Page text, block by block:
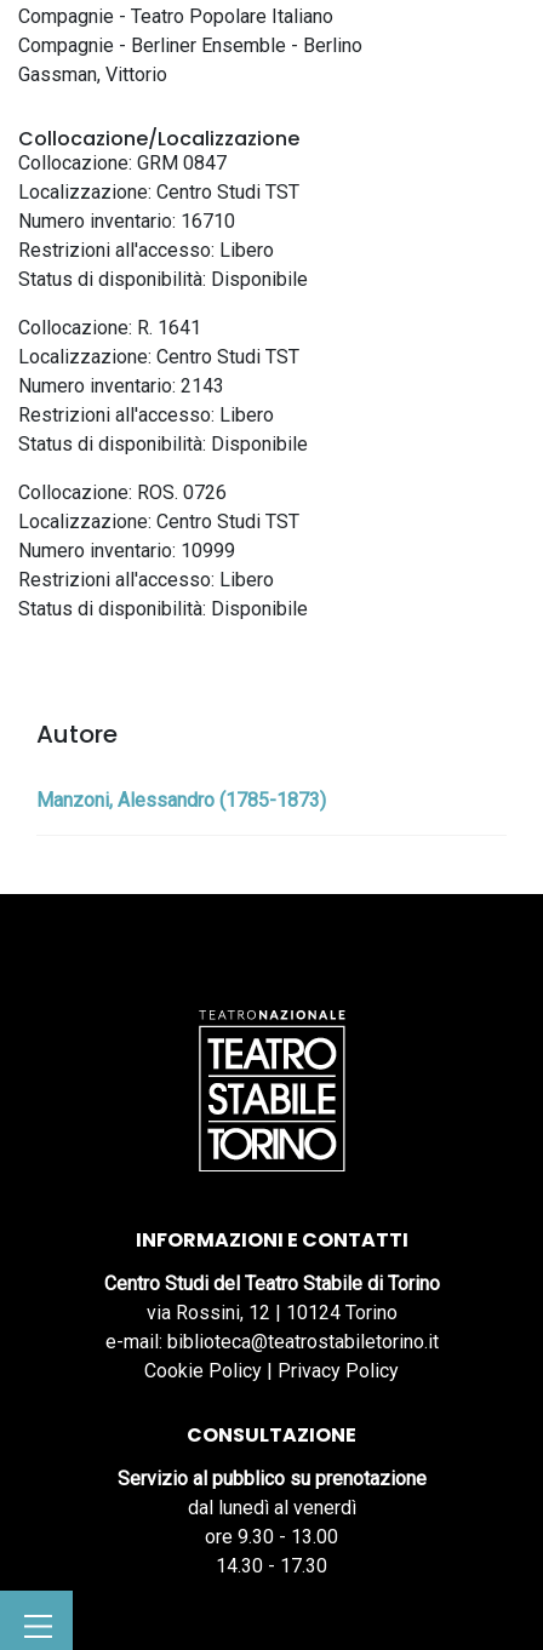
Compagnie - Teatro Popolare Italiano
Compagnie - Berliner Ensemble - Berlino
Gassman, Vittorio
Collocazione/Localizzazione
Collocazione: GRM 0847
Localizzazione: Centro Studi TST
Numero inventario: 16710
Restrizioni all'accesso: Libero
Status di disponibilità: Disponibile
Collocazione: R. 1641
Localizzazione: Centro Studi TST
Numero inventario: 2143
Restrizioni all'accesso: Libero
Status di disponibilità: Disponibile
Collocazione: ROS. 0726
Localizzazione: Centro Studi TST
Numero inventario: 10999
Restrizioni all'accesso: Libero
Status di disponibilità: Disponibile
Autore
Manzoni, Alessandro (1785-1873)
INFORMAZIONI E CONTATTI
Centro Studi del Teatro Stabile di Torino
via Rossini, 12 | 10124 Torino
e-mail: biblioteca@teatrostabiletorino.it
Cookie Policy | Privacy Policy
CONSULTAZIONE
Servizio al pubblico su prenotazione
dal lunedì al venerdì
ore 9.30 - 13.00
14.30 - 17.30